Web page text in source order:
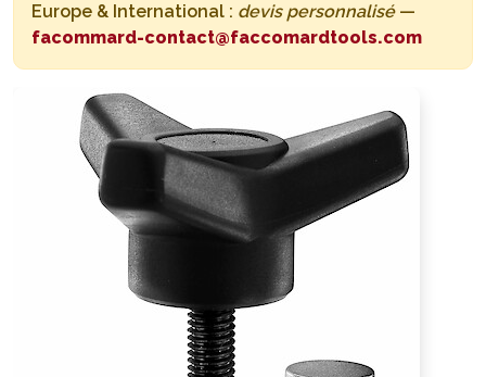
Europe & International : devis personnalisé—
facommard-contact@faccomardtools.com